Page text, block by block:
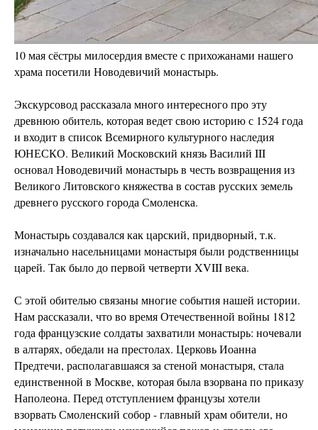
10 мая сёстры милосердия вместе с прихожанами нашего
храма посетили Новодевичий монастырь.
Экскурсовод рассказала много интересного про эту
древнюю обитель, которая ведет свою историю с 1524 года
и входит в список Всемирного культурного наследия
ЮНЕСКО. Великий Московский князь Василий III
основал Новодевичий монастырь в честь возвращения из
Великого Литовского княжества в состав русских земель
древнего русского города Смоленска.
Монастырь создавался как царский, придворный, т.к.
изначально насельницами монастыря были родственницы
царей. Так было до первой четверти XVIII века.
С этой обителью связаны многие события нашей истории.
Нам рассказали, что во время Отечественной войны 1812
года французские солдаты захватили монастырь: ночевали
в алтарях, обедали на престолах. Церковь Иоанна
Предтечи, располагавшаяся за стеной монастыря, стала
единственной в Москве, которая была взорвана по приказу
Наполеона. Перед отступлением французы хотели
взорвать Смоленский собор - главный храм обители, но